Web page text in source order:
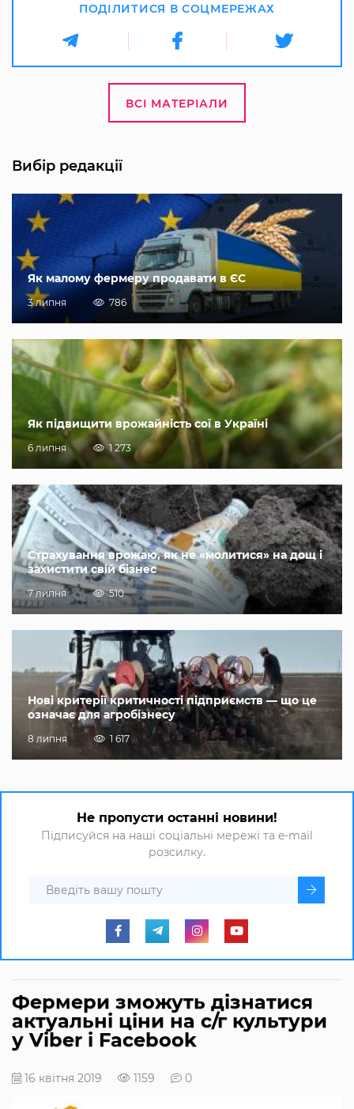
ПОДІЛИТИСЯ В СОЦМЕРЕЖАХ
ВСІ МАТЕРІАЛИ
Вибір редакції
Як малому фермеру продавати в ЄС
3 липня 786
Як підвищити врожайність сої в Україні
6 липня 1 273
Страхування врожаю, як не «молитися» на дощ і
захистити свій бізнес
7 липня 510
Нові критерії критичності підприємств — що це
означає для агробізнесу
8 липня 1 617
Не пропусти останні новини!
Підписуйся на наші соціальні мережі та e-mail
розсилку.
Фермери зможуть дізнатися
актуальні ціни на с/г культури
у Viber і Facebook
16 квітня 2019 1159 0